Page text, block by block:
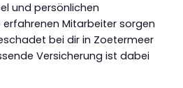
und persönlichen
erfahrenen Mitarbeiter sorgen
bei dir in Zoetermeer
Versicherung ist dabei